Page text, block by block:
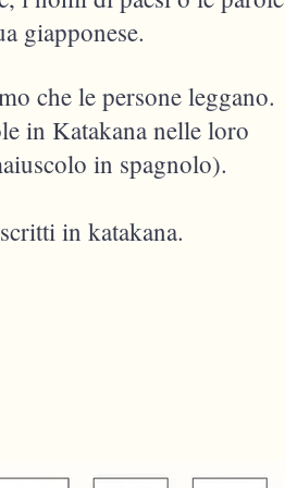
giapponese.
che le persone leggano.
in Katakana nelle loro
in spagnolo).
in katakana.